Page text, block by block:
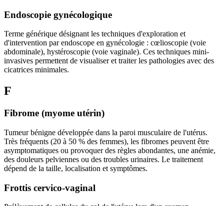
Endoscopie gynécologique
Terme générique désignant les techniques d'exploration et
d'intervention par endoscope en gynécologie : cœlioscopie (voie
abdominale), hystéroscopie (voie vaginale). Ces techniques mini-
invasives permettent de visualiser et traiter les pathologies avec des
cicatrices minimales.
F
Fibrome (myome utérin)
Tumeur bénigne développée dans la paroi musculaire de l'utérus.
Très fréquents (20 à 50 % des femmes), les fibromes peuvent être
asymptomatiques ou provoquer des règles abondantes, une anémie,
des douleurs pelviennes ou des troubles urinaires. Le traitement
dépend de la taille, localisation et symptômes.
Frottis cervico-vaginal